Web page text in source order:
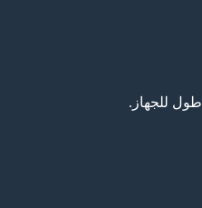
للجهاز.